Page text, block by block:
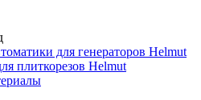
для генераторов Helmut
плиткорезов Helmut